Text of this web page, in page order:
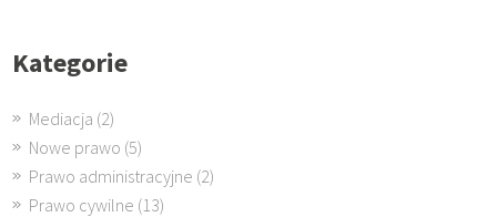
Kategorie
Mediacja (2)
Nowe prawo (5)
Prawo administracyjne (2)
Prawo cywilne (13)